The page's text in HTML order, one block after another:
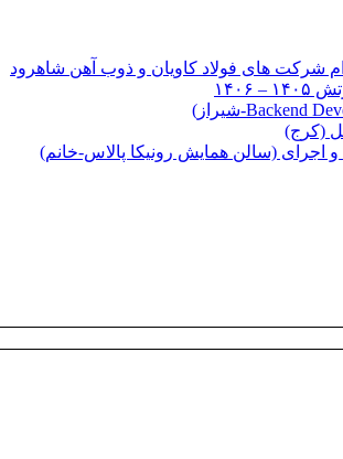
شرکت های فولاد کاویان و ذوب آهن شاهرود
(کرج)
اجرای (سالن همایش رونیکا پالاس-خانم)